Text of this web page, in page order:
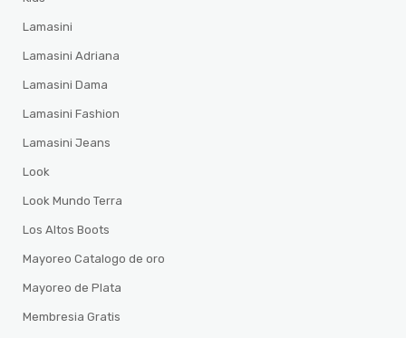
Lamasini
Lamasini Adriana
Lamasini Dama
Lamasini Fashion
Lamasini Jeans
Look
Look Mundo Terra
Los Altos Boots
Mayoreo Catalogo de oro
Mayoreo de Plata
Membresia Gratis